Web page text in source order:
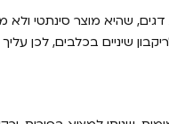
שהיא מוצר סינתטי
שיניים בכלבים, לכן